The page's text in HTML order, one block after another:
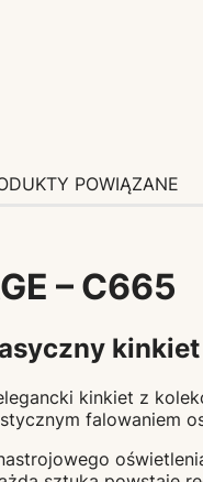
POWIĄZANE
– C665
kinkiet z
falowaniem